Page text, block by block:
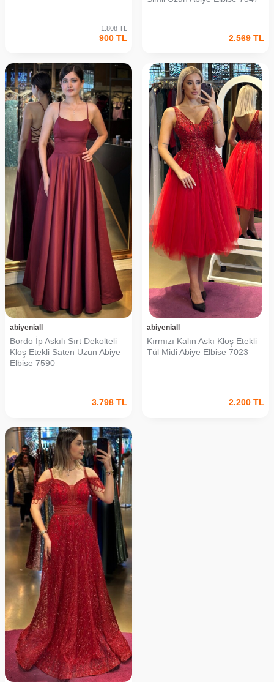
1.808TL
900 TL 2.569 TL
abiyeniall
Bordo İp Askılı Sırt Dekolteli
Kloş Etekli Saten Uzun Abiye
Elbise 7590
3.798 TL
abiyeniall
Kırmızı Kalın Askı Kloş Etekli
Tül Midi Abiye Elbise 7023
2.200 TL